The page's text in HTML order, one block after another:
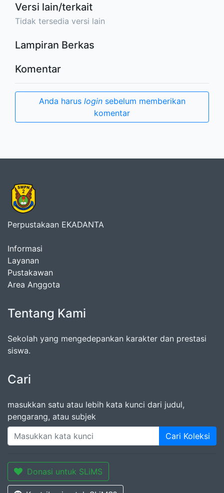
Versi lain/terkait
Tidak tersedia versi lain
Lampiran Berkas
Komentar
Anda harus loginsebelum memberikan
komentar
Perpustakaan EKADANTA
Informasi
Layanan
Pustakawan
Area Anggota
Tentang Kami
Sekolah yang mengedepankan karakter dan prestasi
siswa.
Cari
masukkan satu atau lebih kata kunci dari judul,
pengarang, atau subjek
Cari Koleksi
Donasi untuk SLiMS